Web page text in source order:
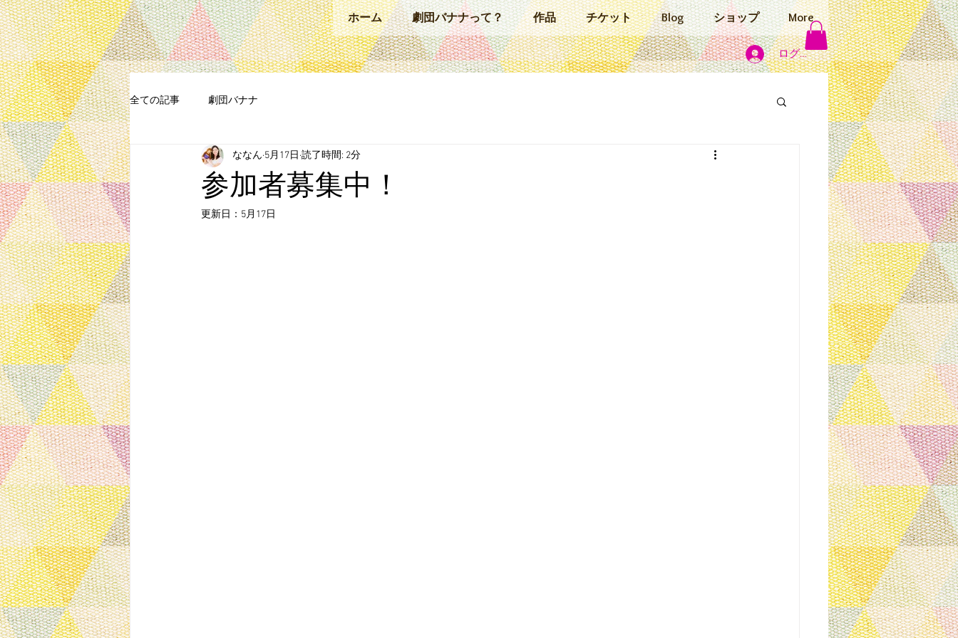
ホーム 劇団バナナって？ 作品 チケット Blog ショップ More
ログイン
全ての記事 劇団バナナ
参加者募集中！
ななん 5月17日 読了時間: 2分
更新日： 5月17日